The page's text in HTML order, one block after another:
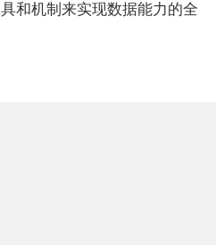
和机制来实现数据能力的全